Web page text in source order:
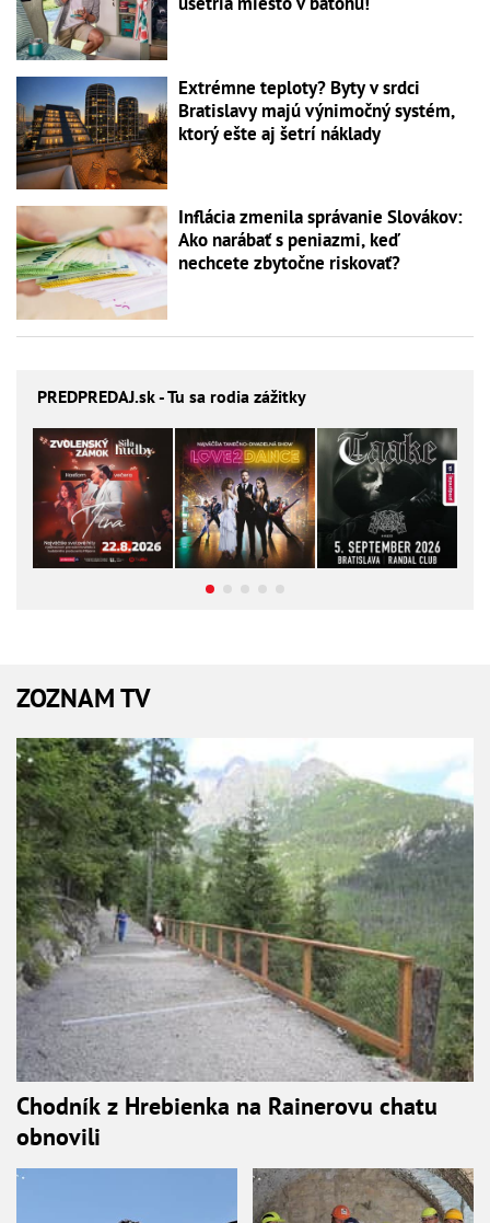
Extrémne teploty? Byty v srdci
Bratislavy majú výnimočný systém,
ktorý ešte aj šetrí náklady
Inflácia zmenila správanie Slovákov:
Ako narábať s peniazmi, keď
nechcete zbytočne riskovať?
PREDPREDAJ.sk - Tu sa rodia zážitky
ZOZNAM TV
Chodník z Hrebienka na Rainerovu chatu
obnovili